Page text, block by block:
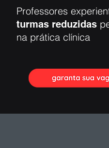
Professores
turmas reduzidas
na prática clínica